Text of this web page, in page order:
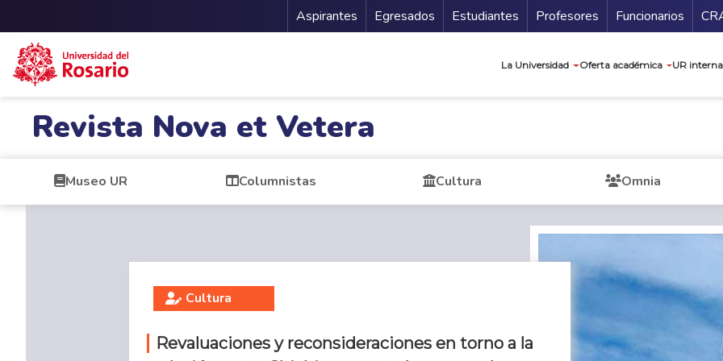
Menu Secundario
Aspirantes Egresados Estudiantes Profesores Funcionarios
La Universidad Oferta académica UR
Revista Nova et Vetera
Museo UR Columnistas Cultura Omnia
Cultura
Revaluaciones y reconsideraciones en torno a la